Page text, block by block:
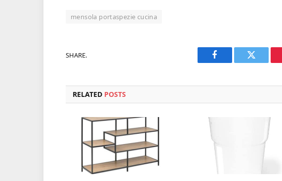
mensola portaspezie cucina
SHARE.
Facebook Twitter
RELATED POSTS